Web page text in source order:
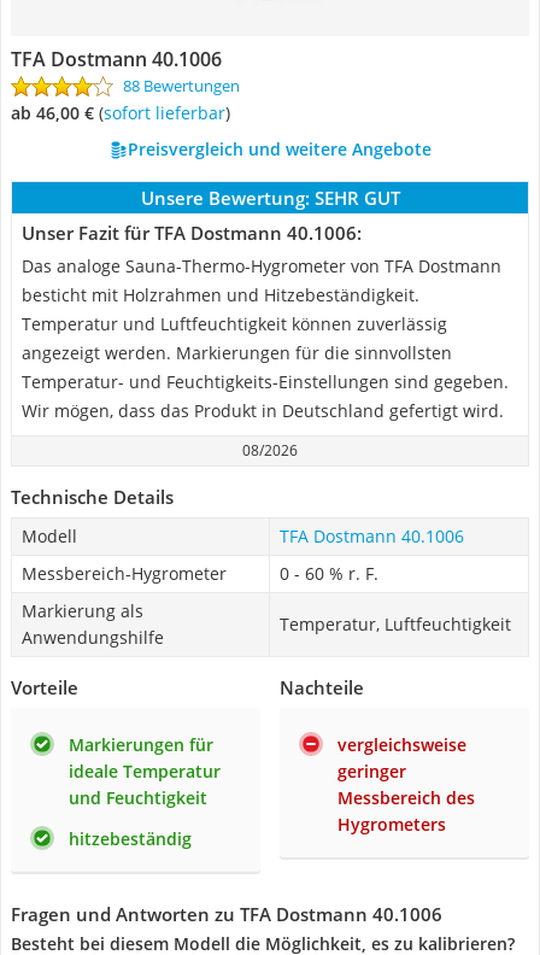
TFA Dostmann 40.1006
88 Bewertungen
ab 46,00 € ( Sofort lieferbar)
Preisvergleich und weitere Angebote
Unsere Bewertung: SEHR GUT
Unser Fazit für TFA Dostmann 40.1006:
Das analoge Sauna-Thermo-Hygrometer von TFA Dostmann
besticht mit Holzrahmen und Hitzebeständigkeit.
Temperatur und Luftfeuchtigkeit können zuverlässig
angezeigt werden. Markierungen für die sinnvollsten
Temperatur- und Feuchtigkeits-Einstellungen sind gegeben.
Wir mögen, dass das Produkt in Deutschland gefertigt wird.
08/2026
Technische Details
Modell
TFA Dostmann 40.1006
Messbereich-Hygrometer
0 - 60 % r. F.
Markierung als
Anwendungshilfe
Temperatur, Luftfeuchtigkeit
Vorteile
Markierungen für
ideale Temperatur
und Feuchtigkeit
hitzebeständig
Nachteile
vergleichsweise
geringer
Messbereich des
Hygrometers
Fragen und Antworten zu TFA Dostmann 40.1006
Besteht bei diesem Modell die Möglichkeit, es zu kalibrieren?